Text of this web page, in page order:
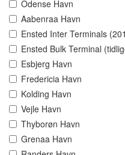
Odense Havn
Aabenraa Havn
Ensted Inter Terminals
Ensted Bulk Terminal
Esbjerg Havn
Fredericia Havn
Kolding Havn
Vejle Havn
Thyborøn Havn
Grenaa Havn